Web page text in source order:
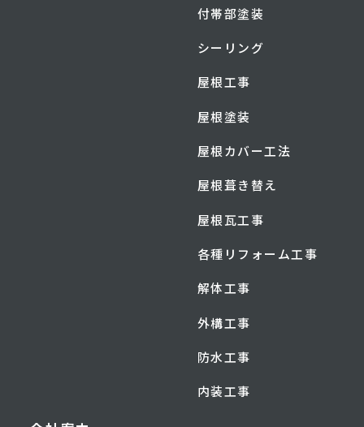
付帯部塗装
シーリング
屋根工事
屋根塗装
屋根カバー工法
屋根葺き替え
屋根瓦工事
各種リフォーム工事
解体工事
外構工事
防水工事
内装工事